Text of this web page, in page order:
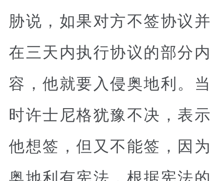
胁说，如果对方不签协议并
在三天内执行协议的部分内
容，他就要入侵奥地利。当
时许士尼格犹豫不决，表示
他想签，但又不能签，因为
奥地利有宪法，根据宪法的